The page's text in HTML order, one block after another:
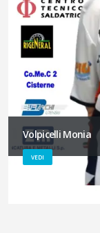
Volpicelli Monia
VEDI